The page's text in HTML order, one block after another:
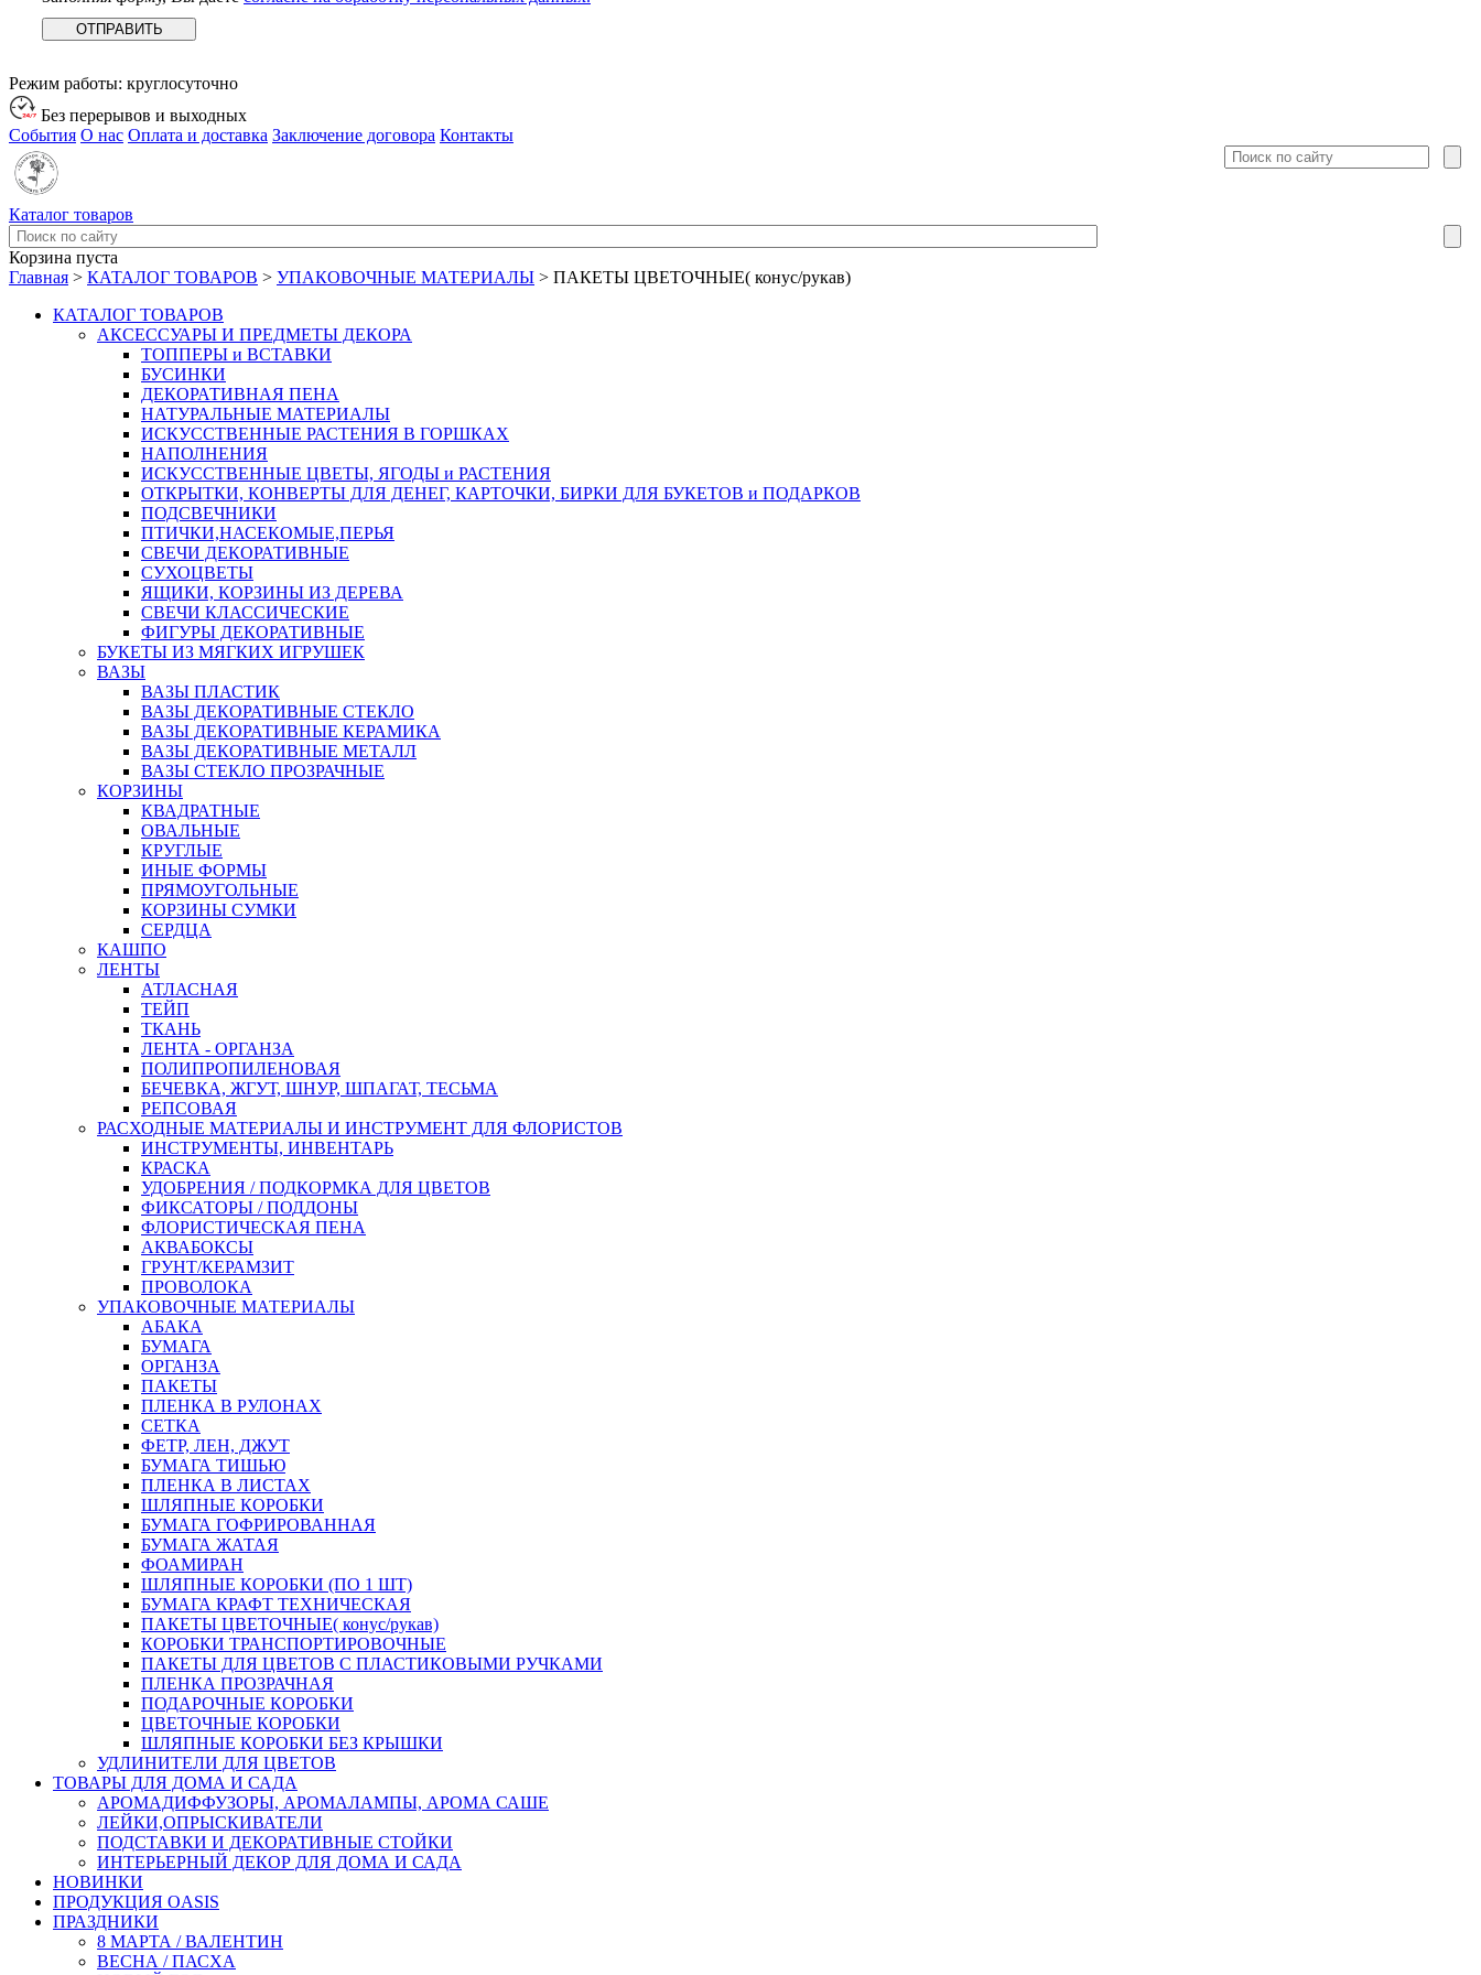
Режим работы: круглосуточно
Без перерывов и выходных
События О нас Оплата и доставка Заключение договора Контакты
Каталог товаров
Корзина пуста
Главная > КАТАЛОГ ТОВАРОВ > УПАКОВОЧНЫЕ МАТЕРИАЛЫ > ПАКЕТЫ ЦВЕТОЧНЫЕ( конус/рукав)
КАТАЛОГ ТОВАРОВ
АКСЕССУАРЫ И ПРЕДМЕТЫ ДЕКОРА
ТОППЕРЫ и ВСТАВКИ
БУСИНКИ
ДЕКОРАТИВНАЯ ПЕНА
НАТУРАЛЬНЫЕ МАТЕРИАЛЫ
ИСКУССТВЕННЫЕ РАСТЕНИЯ В ГОРШКАХ
НАПОЛНЕНИЯ
ИСКУССТВЕННЫЕ ЦВЕТЫ, ЯГОДЫ и РАСТЕНИЯ
ОТКРЫТКИ, КОНВЕРТЫ ДЛЯ ДЕНЕГ, КАРТОЧКИ, БИРКИ ДЛЯ БУКЕТОВ и ПОДАРКОВ
ПОДСВЕЧНИКИ
ПТИЧКИ,НАСЕКОМЫЕ,ПЕРЬЯ
СВЕЧИ ДЕКОРАТИВНЫЕ
СУХОЦВЕТЫ
ЯЩИКИ, КОРЗИНЫ ИЗ ДЕРЕВА
СВЕЧИ КЛАССИЧЕСКИЕ
ФИГУРЫ ДЕКОРАТИВНЫЕ
БУКЕТЫ ИЗ МЯГКИХ ИГРУШЕК
ВАЗЫ
ВАЗЫ ПЛАСТИК
ВАЗЫ ДЕКОРАТИВНЫЕ СТЕКЛО
ВАЗЫ ДЕКОРАТИВНЫЕ КЕРАМИКА
ВАЗЫ ДЕКОРАТИВНЫЕ МЕТАЛЛ
ВАЗЫ СТЕКЛО ПРОЗРАЧНЫЕ
КОРЗИНЫ
КВАДРАТНЫЕ
ОВАЛЬНЫЕ
КРУГЛЫЕ
ИНЫЕ ФОРМЫ
ПРЯМОУГОЛЬНЫЕ
КОРЗИНЫ СУМКИ
СЕРДЦА
КАШПО
ЛЕНТЫ
АТЛАСНАЯ
ТЕЙП
ТКАНЬ
ЛЕНТА - ОРГАНЗА
ПОЛИПРОПИЛЕНОВАЯ
БЕЧЕВКА, ЖГУТ, ШНУР, ШПАГАТ, ТЕСЬМА
РЕПСОВАЯ
РАСХОДНЫЕ МАТЕРИАЛЫ И ИНСТРУМЕНТ ДЛЯ ФЛОРИСТОВ
ИНСТРУМЕНТЫ, ИНВЕНТАРЬ
КРАСКА
УДОБРЕНИЯ / ПОДКОРМКА ДЛЯ ЦВЕТОВ
ФИКСАТОРЫ / ПОДДОНЫ
ФЛОРИСТИЧЕСКАЯ ПЕНА
АКВАБОКСЫ
ГРУНТ/КЕРАМЗИТ
ПРОВОЛОКА
УПАКОВОЧНЫЕ МАТЕРИАЛЫ
АБАКА
БУМАГА
ОРГАНЗА
ПАКЕТЫ
ПЛЕНКА В РУЛОНАХ
СЕТКА
ФЕТР, ЛЕН, ДЖУТ
БУМАГА ТИШЬЮ
ПЛЕНКА В ЛИСТАХ
ШЛЯПНЫЕ КОРОБКИ
БУМАГА ГОФРИРОВАННАЯ
БУМАГА ЖАТАЯ
ФОАМИРАН
ШЛЯПНЫЕ КОРОБКИ (ПО 1 ШТ)
БУМАГА КРАФТ ТЕХНИЧЕСКАЯ
ПАКЕТЫ ЦВЕТОЧНЫЕ( конус/рукав)
КОРОБКИ ТРАНСПОРТИРОВОЧНЫЕ
ПАКЕТЫ ДЛЯ ЦВЕТОВ С ПЛАСТИКОВЫМИ РУЧКАМИ
ПЛЕНКА ПРОЗРАЧНАЯ
ПОДАРОЧНЫЕ КОРОБКИ
ЦВЕТОЧНЫЕ КОРОБКИ
ШЛЯПНЫЕ КОРОБКИ БЕЗ КРЫШКИ
УДЛИНИТЕЛИ ДЛЯ ЦВЕТОВ
ТОВАРЫ ДЛЯ ДОМА И САДА
АРОМАДИФФУЗОРЫ, АРОМАЛАМПЫ, АРОМА САШЕ
ЛЕЙКИ,ОПРЫСКИВАТЕЛИ
ПОДСТАВКИ И ДЕКОРАТИВНЫЕ СТОЙКИ
ИНТЕРЬЕРНЫЙ ДЕКОР ДЛЯ ДОМА И САДА
НОВИНКИ
ПРОДУКЦИЯ OASIS
ПРАЗДНИКИ
8 МАРТА / ВАЛЕНТИН
ВЕСНА / ПАСХА